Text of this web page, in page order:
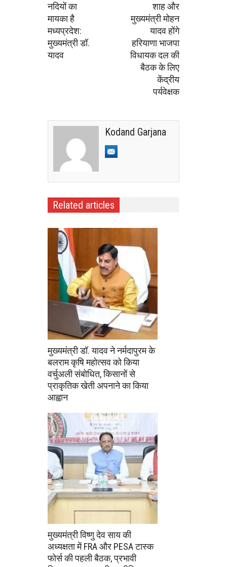
नदियों का
मायका है
मध्यप्रदेश:
मुख्यमंत्री डॉ.
यादव
शाह और
मुख्‍यमंत्री मोहन
यादव होंगे
हरियाणा भाजपा
विधायक दल की
बैठक के लिए
केंद्रीय
पर्यवेक्षक
Kodand Garjana
Related articles
मुख्यमंत्री डॉ. यादव ने नर्मदापुरम के
बलराम कृषि महोत्सव को किया
वर्चुअली संबोधित, किसानों से
प्राकृतिक खेती अपनाने का किया
आह्वान
मुख्यमंत्री विष्णु देव साय की
अध्यक्षता में FRA और PESA टास्क
फोर्स की पहली बैठक, प्रभावी